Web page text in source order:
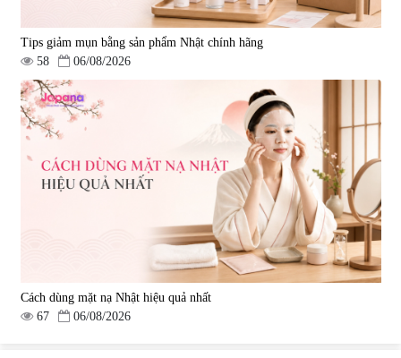
Tips giảm mụn bằng sản phẩm Nhật chính hãng
58
06/08/2026
Cách dùng mặt nạ Nhật hiệu quả nhất
67
06/08/2026